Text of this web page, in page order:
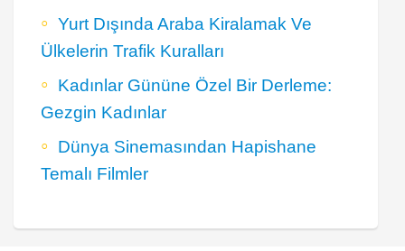
Yurt Dışında Araba Kiralamak Ve
Ülkelerin Trafik Kuralları
Kadınlar Gününe Özel Bir Derleme:
Gezgin Kadınlar
Dünya Sinemasından Hapishane
Temalı Filmler